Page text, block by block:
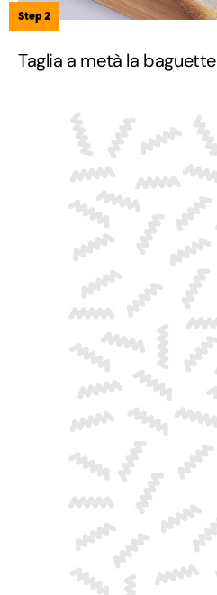
Step 2
Taglia a metà la baguette